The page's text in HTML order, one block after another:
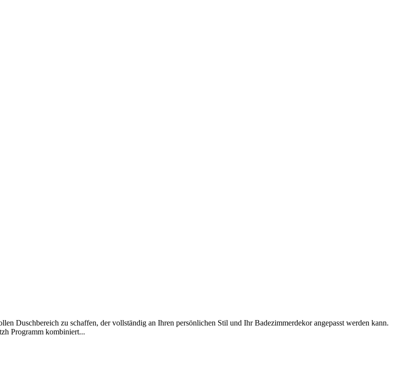
Duschbereich zu schaffen, der vollständig an Ihren persönlichen Stil und Ihr Badezimmerdekor angepasst werden kann.
Programm kombiniert...